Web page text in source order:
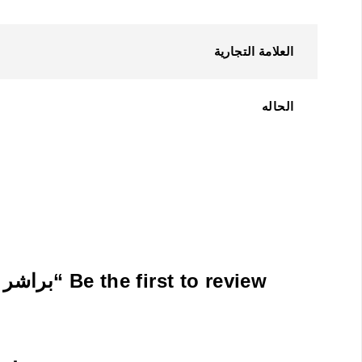
العلامة التجارية
الحاله
Be the first to review “براشر رول سخان سفلي اتش بي Fuser Lower Pressure Roller for HP M725”